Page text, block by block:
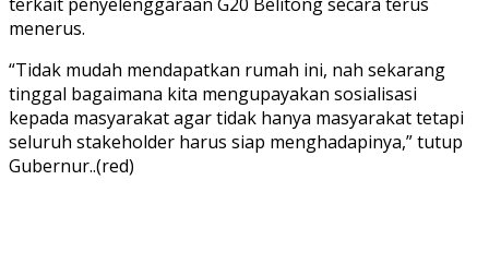
menerus.
“Tidak mudah mendapatkan rumah ini, nah sekarang
tinggal bagaimana kita mengupayakan sosialisasi
kepada masyarakat agar tidak hanya masyarakat tetapi
seluruh stakeholder harus siap menghadapinya,” tutup
Gubernur..(red)